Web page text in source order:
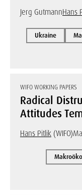
Jerg GutmannHans
Ukraine
WIFO WORKING PAPERS
Radical
Attitudes
Hans Pitlik (WIFO)